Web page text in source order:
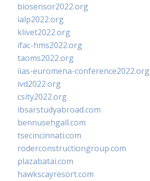
biosensor2022.org
ialp2022.org
klivet2022.org
ifac-hms2022.org
taoms2022.org
iias-euromena-conference2022.org
ivd2022.org
csity2022.org
ibsarstudyabroad.com
bennusehgall.com
tsecincinnati.com
roderconstructiongroup.com
plazabatai.com
hawkscayresort.com